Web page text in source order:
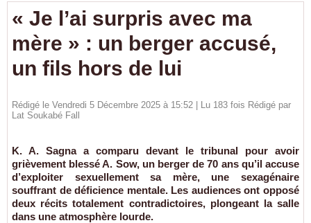
« Je l’ai surpris avec ma
mère » : un berger accusé,
un fils hors de lui
Rédigé le Vendredi 5 Décembre 2025 à 15:52 | Lu 183 fois Rédigé par
Lat Soukabé Fall
K. A. Sagna a comparu devant le tribunal pour avoir
grièvement blessé A. Sow, un berger de 70 ans qu’il accuse
d’exploiter sexuellement sa mère, une sexagénaire
souffrant de déficience mentale. Les audiences ont opposé
deux récits totalement contradictoires, plongeant la salle
dans une atmosphère lourde.